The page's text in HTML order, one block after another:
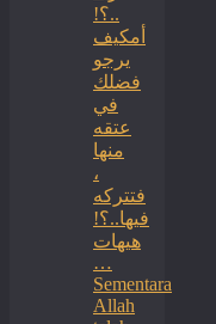
..؟!
أمكيف
يرجو
فضلك
في
عتقه
منها
،
فتتركه
فيها..؟!
هيهات
…
Sementara
Allah